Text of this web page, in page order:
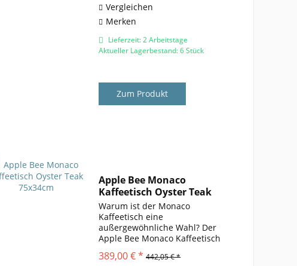
Vergleichen
Merken
Lieferzeit: 2 Arbeitstage
Aktueller Lagerbestand: 6 Stück
Zum Produkt
Apple Bee Monaco
Kaffeetisch Oyster Teak
75x34cm
Warum ist der Monaco
Kaffeetisch eine
außergewöhnliche Wahl? Der
Apple Bee Monaco Kaffeetisch
aus der renommierten Monaco-
Serie ist weit mehr als ein
389,00 € * 442,05 € *